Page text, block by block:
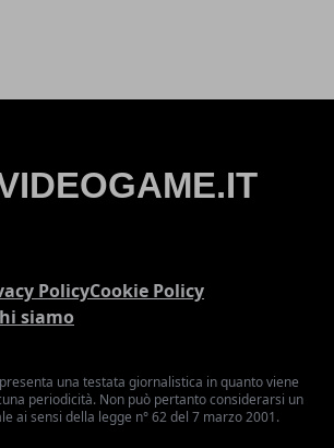
PolicyCookie Policy
siamo
una testata giornalistica in quanto viene
periodicità. Non può pertanto considerarsi un
ai sensi della legge n° 62 del 7 marzo 2001.